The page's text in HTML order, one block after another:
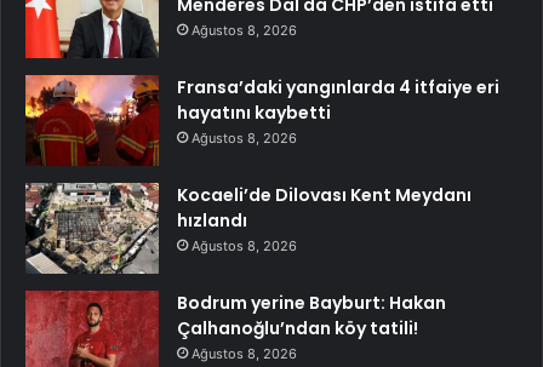
Ağustos 8, 2026
Fransa’daki yangınlarda 4 itfaiye eri
hayatını kaybetti
Ağustos 8, 2026
Kocaeli’de Dilovası Kent Meydanı
hızlandı
Ağustos 8, 2026
Bodrum yerine Bayburt: Hakan
Çalhanoğlu’ndan köy tatili!
Ağustos 8, 2026